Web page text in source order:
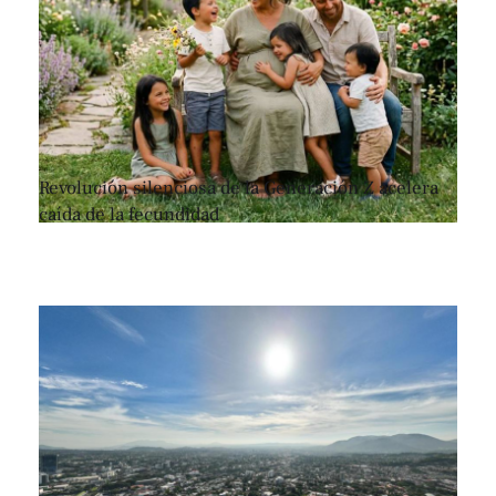
Revolución silenciosa de la Generación Z acelera
caída de la fecundidad